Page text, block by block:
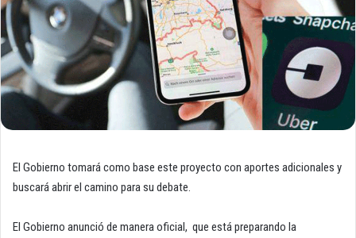
El Gobierno tomará como base este proyecto con aportes adicionales y
buscará abrir el camino para su debate.
El Gobierno anunció de manera oficial, que está preparando la